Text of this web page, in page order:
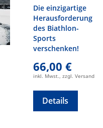
Die einzigartige
Herausforderung
des Biathlon-
Sports
verschenken!
66,00 €
inkl. Mwst., zzgl. Versand
Details